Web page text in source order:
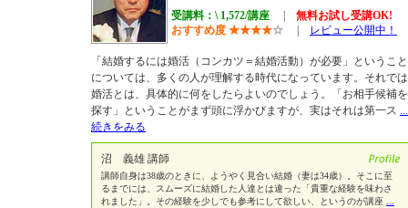
受講料：\ 1,572/講座
無料お試し受講OK!
おすすめ度 ★★★★☆ レビュー公開中！
「結婚するには婚活（コンカツ＝結婚活動）が必要」ということ
については、多くの人が理解する時代になっています。それでは
婚活とは、具体的に何をしたらよいのでしょう。「お相手候補を
探す」ということがまず頭に浮かびますが、実はそれは第一ス ...
続きをみる
沼 義雄 講師
講師自身は38歳のときに、ようやく見合い結婚（妻は34歳）。そこに至
るまでには、スムーズに結婚した人達とは違った「貴重な経験を味わさ
れました」。その経験を少しでも参考にして欲しい、というのが講座